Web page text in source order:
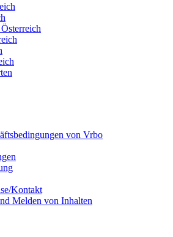
von Vrbo
Kontakt
Melden von Inhalten